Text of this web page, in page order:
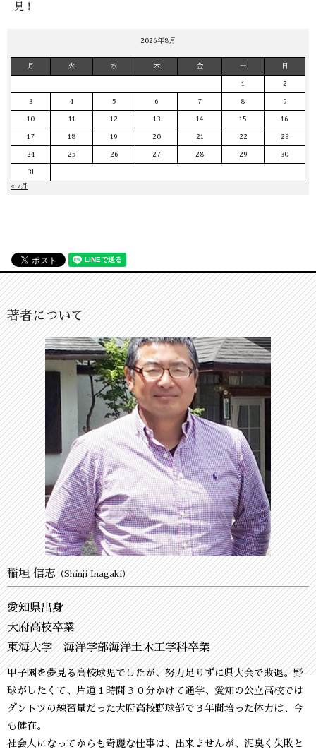
見！
2026年8月
月 火 水 木 金 土 日
1 2
3 4 5 6 7 8 9
10 11 12 13 14 15 16
17 18 19 20 21 22 23
24 25 26 27 28 29 30
31
« 7月
著者について
稲垣 信志（Shinji Inagaki）
愛知県出身
大府高校卒業
東海大学 海洋学部海洋土木工学科卒業
甲子園を夢見る高校球児でしたが、努力足りずに県大会で敗退。野
球がしたくて、片道１時間３０分かけて通学、愛知の公立高校では
ダントツの練習量だった大府高校野球部で３年間培った体力は、今
も健在。
社会人になってからも奇麗な仕事は、出来ませんが、泥臭く失敗と